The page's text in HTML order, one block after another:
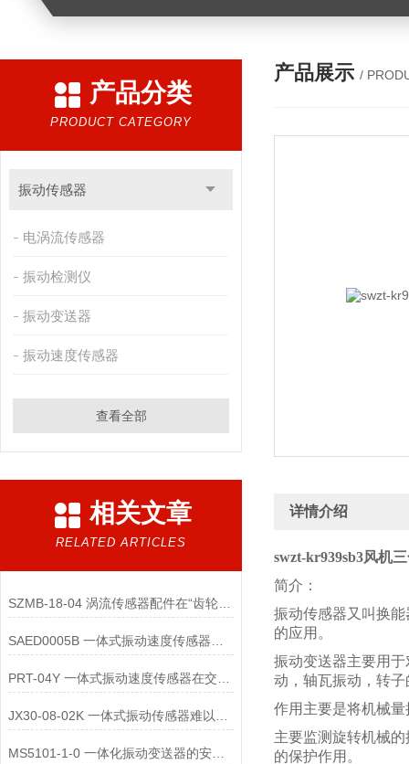
产品分类
PRODUCT CATEGORY
振动传感器
电涡流传感器
振动检测仪
振动变送器
振动速度传感器
查看全部
相关文章
RELATED ARTICLES
SZMB-18-04 涡流传感器配件在“齿轮箱与低速重载机械”监测中的应用
MS5101-1-0 一体化振动变送器的安装位置选择对测量精度的影响有哪些？
产品展示 /
详情介绍
swzt-kr939sb3风机
简介：
振动传感器又叫换
的应用。
振动变送器主要用
动，轴瓦振动，转
作用主要是将机械
主要监测旋转机械
的保护作用。